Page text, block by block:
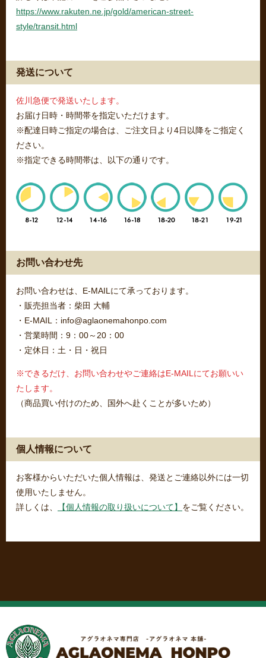
https://www.rakuten.ne.jp/gold/american-street-
style/transit.html
発送について
佐川急便で発送いたします。
お届け日時・時間帯を指定いただけます。
※配達日時ご指定の場合は、ご注文日より4日以降をご指定く
ださい。
※指定できる時間帯は、以下の通りです。
お問い合わせ先
お問い合わせは、E-MAILにて承っております。
・販売担当者：柴田 大輔
・E-MAIL：info@aglaonemahonpo.com
・営業時間：9：00～20：00
・定休日：土・日・祝日
※できるだけ、お問い合わせやご連絡はE-MAILにてお願いい
たします。
（商品買い付けのため、国外へ赴くことが多いため）
個人情報について
お客様からいただいた個人情報は、発送とご連絡以外には一切
使用いたしません。
詳しくは、
【個人情報の取り扱いについて】 をご覧ください。